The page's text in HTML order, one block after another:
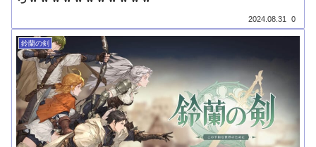
2024.08.31 0
鈴蘭の剣